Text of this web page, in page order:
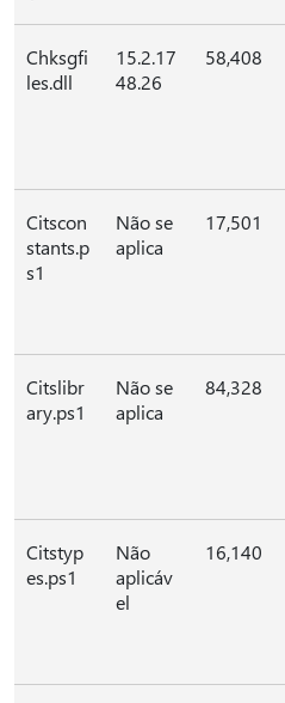
Chksgfi
les.dll
15.2.17
48.26
58,408
Citscon
stants.p
s1
Não se
aplica
17,501
Citslibr
ary.ps1
Não se
aplica
84,328
Citstyp
es.ps1
Não
aplicáv
el
16,140